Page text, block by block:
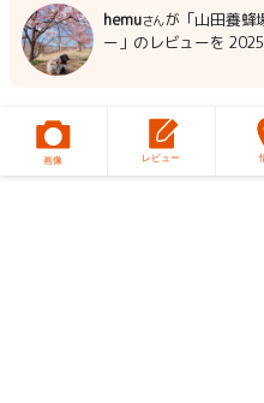
hemuさんが「山田養蜂
ー」のレビューを
画像 レビュー